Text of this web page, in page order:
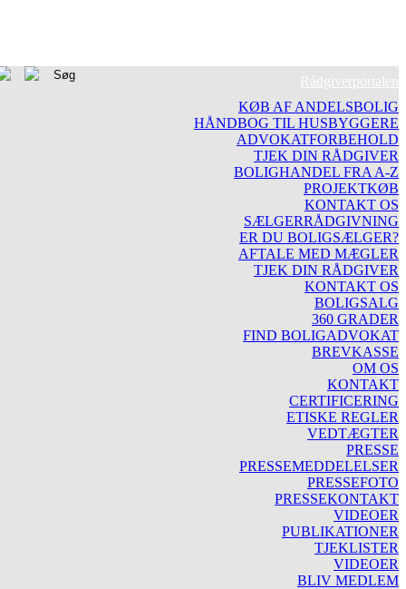
Rådgiverportalen
KØB AF ANDELSBOLIG
HÅNDBOG TIL HUSBYGGERE
ADVOKATFORBEHOLD
TJEK DIN RÅDGIVER
BOLIGHANDEL FRA A-Z
PROJEKTKØB
KONTAKT OS
SÆLGERRÅDGIVNING
ER DU BOLIGSÆLGER?
AFTALE MED MÆGLER
TJEK DIN RÅDGIVER
KONTAKT OS
BOLIGSALG
360 GRADER
FIND BOLIGADVOKAT
BREVKASSE
OM OS
KONTAKT
CERTIFICERING
ETISKE REGLER
VEDTÆGTER
PRESSE
PRESSEMEDDELELSER
PRESSEFOTO
PRESSEKONTAKT
VIDEOER
PUBLIKATIONER
TJEKLISTER
VIDEOER
BLIV MEDLEM